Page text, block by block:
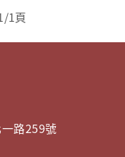
/1頁
路259號